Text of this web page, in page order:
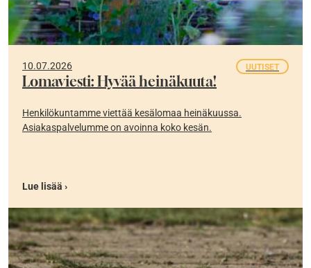
10.07.2026 UUTISET
Lomaviesti: Hyvää heinäkuuta!
Henkilökuntamme viettää kesälomaa heinäkuussa.
Asiakaspalvelumme on avoinna koko kesän.
Lue lisää ›